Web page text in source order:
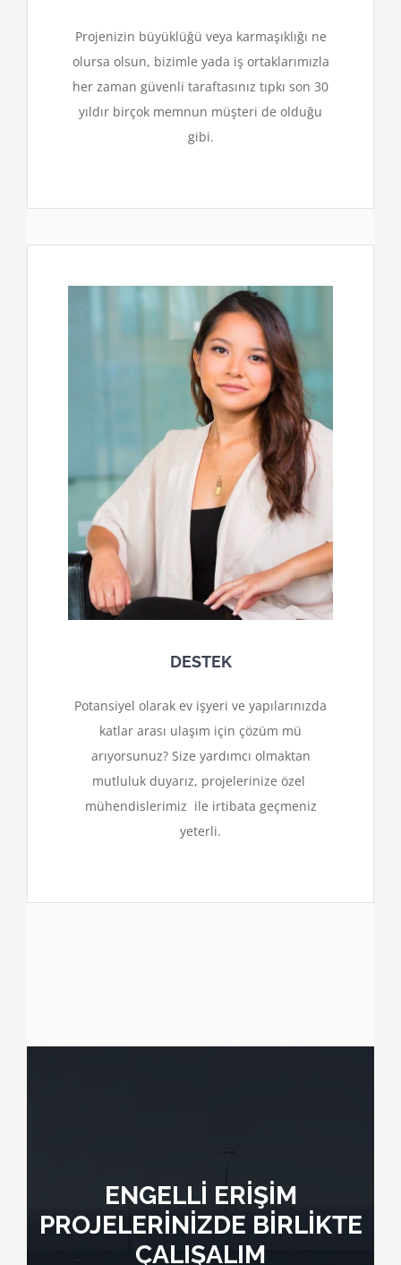
Projenizin büyüklüğü veya karmaşıklığı ne
olursa olsun, bizimle yada iş ortaklarımızla
her zaman güvenli taraftasınız tıpkı son 30
yıldır birçok memnun müşteri de olduğu
gibi.
DESTEK
Potansiyel olarak ev işyeri ve yapılarınızda
katlar arası ulaşım için çözüm mü
arıyorsunuz? Size yardımcı olmaktan
mutluluk duyarız, projelerinize özel
mühendislerimiz ile irtibata geçmeniz
yeterli.
ENGELLİ ERİŞİM
PROJELERİNİZDE BİRLİKTE
ÇALIŞALIM